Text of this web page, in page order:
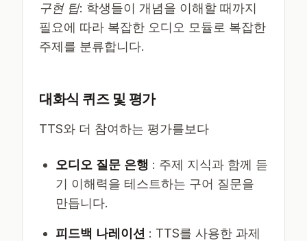
구현 팁: 학생들이 개념을 이해할 때까지
필요에 따라 복잡한 오디오 모듈로 복잡한
주제를 분류합니다.
대화식 퀴즈 및 평가
TTS와 더 참여하는 평가를보다
오디오 질문 은행 : 주제 지식과 함께 듣
기 이해력을 테스트하는 구어 질문을
만듭니다.
피드백 나레이션 : TTS를 사용한 과제